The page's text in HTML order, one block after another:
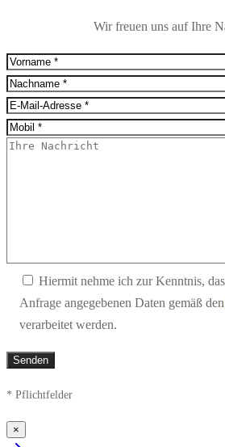
Wir freuen uns auf Ihre
Hiermit nehme ich zur Kenntnis,
Anfrage angegebenen Daten gemäß den
verarbeitet werden.
* Pflichtfelder
×